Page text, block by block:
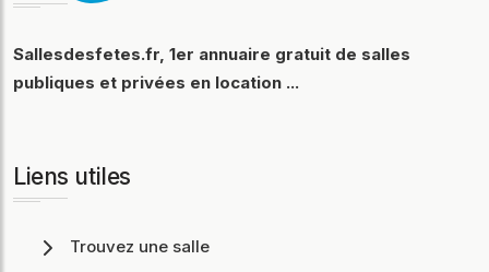
Sallesdesfetes.fr, 1er annuaire gratuit de salles
publiques et privées en location ...
Liens utiles
Trouvez une salle